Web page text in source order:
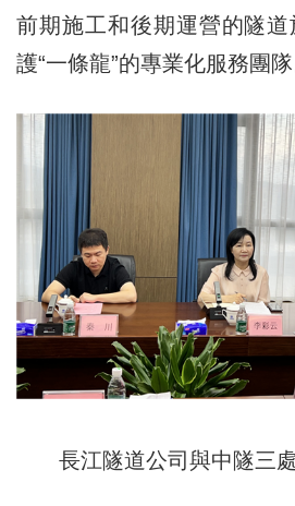
前期施工和後期運營的隧
護“一條龍”的專業化服務團隊
長江隧道公司與中隧三